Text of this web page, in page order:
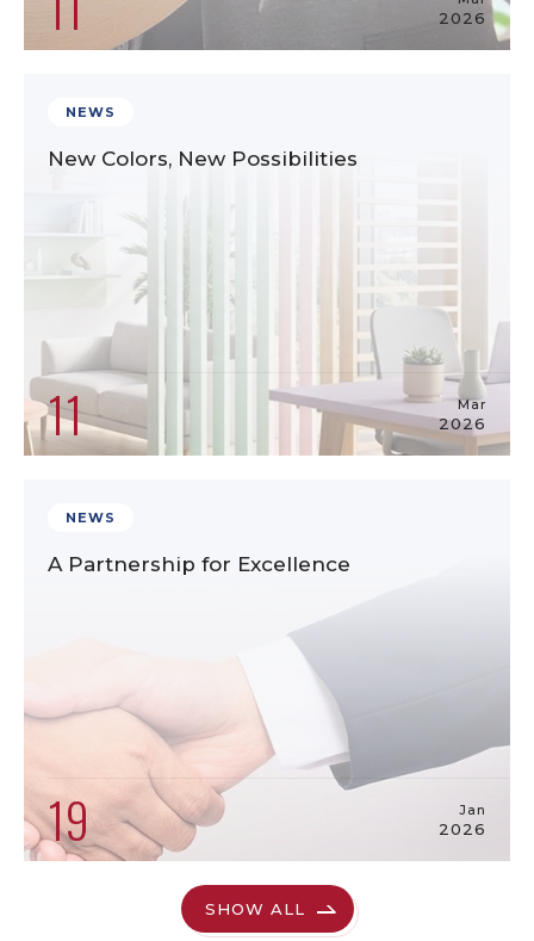
2026
NEWS
New Colors, New Possibilities
11 Mar
2026
NEWS
A Partnership for Excellence
19 Jan
2026
SHOW ALL